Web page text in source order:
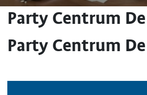
Party Centrum
Party Centrum